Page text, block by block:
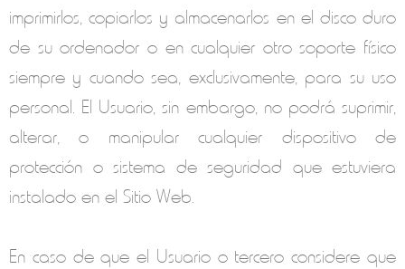
imprimirlos, copiarlos y almacenarlos en el disco duro
de su ordenador o en cualquier otro soporte físico
siempre y cuando sea, exclusivamente, para su uso
personal. El Usuario, sin embargo, no podrá suprimir,
alterar, o manipular cualquier dispositivo de
protección o sistema de seguridad que estuviera
instalado en el Sitio Web.
En caso de que el Usuario o tercero considere que